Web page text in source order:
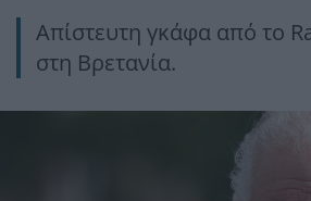
Απίστευτη γκάφα από το
στη Βρετανία.